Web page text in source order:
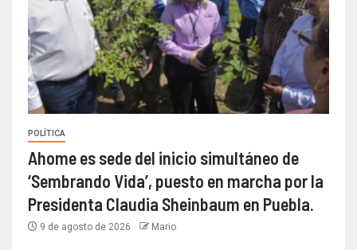
POLÍTICA
Ahome es sede del inicio simultáneo de
‘Sembrando Vida’, puesto en marcha por la
Presidenta Claudia Sheinbaum en Puebla.
9 de agosto de 2026 Mario